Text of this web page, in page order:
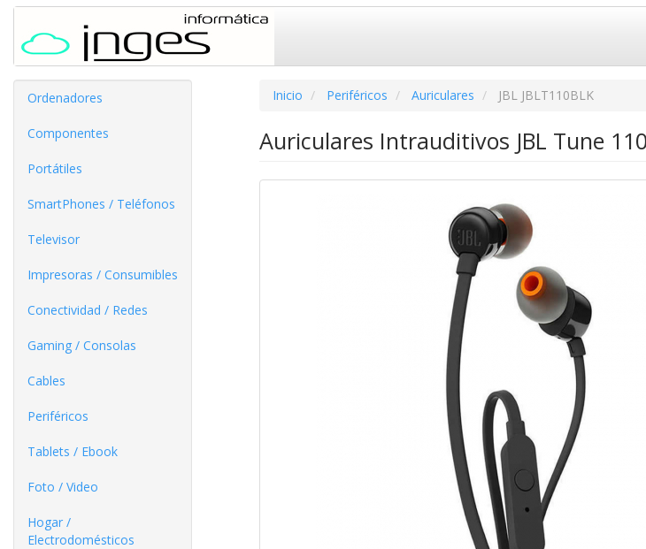
Ordenadores
Componentes
Portátiles
SmartPhones / Teléfonos
Televisor
Impresoras / Consumibles
Conectividad / Redes
Gaming / Consolas
Cables
Periféricos
Tablets / Ebook
Foto / Video
Hogar /
Electrodomésticos
Inicio Periféricos Auriculares JBL JBLT110BLK
Auriculares Intrauditivos JBL Tune